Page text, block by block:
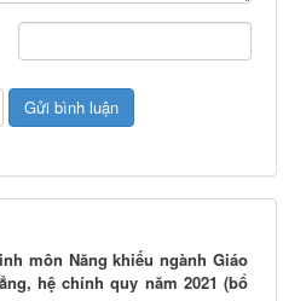
môn Năng khiếu ngành Giáo
hệ chính quy năm 2021 (bổ